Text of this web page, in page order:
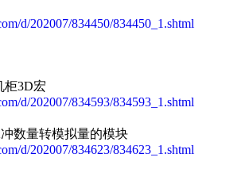
d/202007/834450/834450_1.shtml
柜3D宏
d/202007/834593/834593_1.shtml
数量转模拟量的模块
d/202007/834623/834623_1.shtml